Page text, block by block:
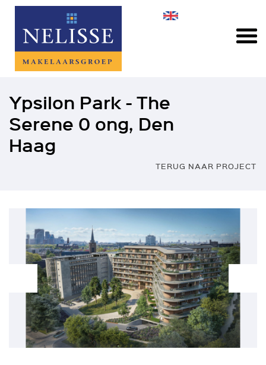
Ypsilon Park - The
Serene 0 ong, Den
Haag
TERUG NAAR PROJECT